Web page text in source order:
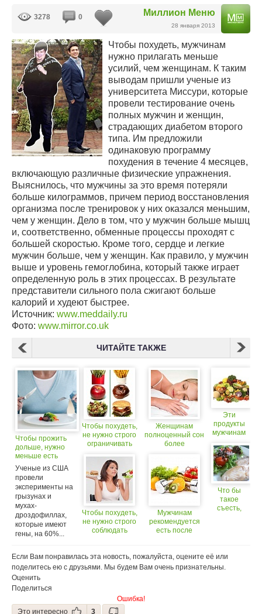
Миллион Меню
28 января 2013
3278 0
Чтобы похудеть, мужчинам
нужно прилагать меньше
усилий, чем женщинам. К таким
выводам пришли ученые из
университета Миссури, которые
провели тестирование очень
полных мужчин и женщин,
страдающих диабетом второго
типа. Им предложили
одинаковую программу
похудения в течение 4 месяцев,
включающую различные физические упражнения.
Выяснилось, что мужчины за это время потеряли
больше килограммов, причем период восстановления
организма после тренировок у них оказался меньшим,
чем у женщин. Дело в том, что у мужчин больше мышц
и, соответственно, обменные процессы проходят с
большей скоростью. Кроме того, сердце и легкие
мужчин больше, чем у женщин. Как правило, у мужчин
выше и уровень гемоглобина, который также играет
определенную роль в этих процессах. В результате
представители сильного пола сжигают больше
калорий и худеют быстрее.
Источник: www.meddaily.ru
Фото: www.mirror.co.uk
ЧИТАЙТЕ ТАКЖЕ
Чтобы прожить
дольше, нужно
меньше есть
Ученые из США
провели
эксперименты на
грызунах и
мухах-
дроздофиллах,
которые имеют
гены, на 60%...
Чтобы похудеть,
не нужно строго
ограничивать
Чтобы похудеть,
не нужно строго
соблюдать
Женщинам
полноценный сон
более
Мужчинам
рекомендуется
есть после
Эти
продукты
мужчинам
включать в
меню
постоянно
Что бы
такое
съесть,
Если Вам понравилась эта новость, пожалуйста, оцените её или
поделитесь ею с друзьями. Мы будем Вам очень признательны.
Оценить
Поделиться
Ошибка!
Это интересно
3